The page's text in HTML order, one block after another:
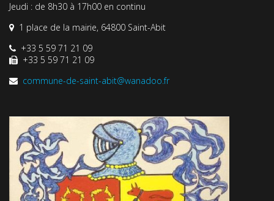
Jeudi : de 8h30 à 17h00 en continu
1 place de la mairie, 64800 Saint-Abit
+33 5 59 71 21 09
+33 5 59 71 21 09
commune-de-saint-abit@wanadoo.fr